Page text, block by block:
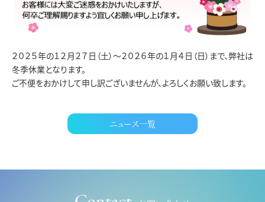
２０２５年の１２月２７日（土）～２０２６年の１月４日（日）まで、弊社は
冬季休業となります。
ご不便をおかけして申し訳ございませんが、よろしくお願い致します。
ニュース一覧